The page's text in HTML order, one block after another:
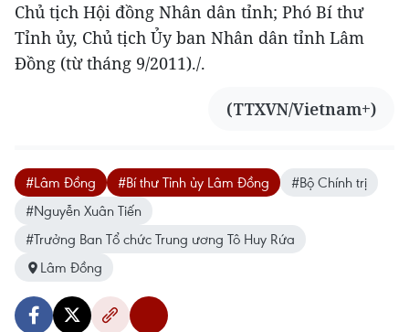
Chủ tịch Hội đồng Nhân dân tỉnh; Phó Bí thư
Tỉnh ủy, Chủ tịch Ủy ban Nhân dân tỉnh Lâm
Đồng (từ tháng 9/2011)./.
(TTXVN/Vietnam+)
#Lâm Đồng #Bí thư Tỉnh ủy Lâm Đồng
#Bộ Chính trị
#Nguyễn Xuân Tiến
#Trưởng Ban Tổ chức Trung ương Tô Huy Rứa
Lâm Đồng